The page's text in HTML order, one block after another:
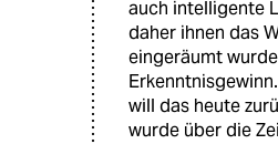
auch intelligente
daher ihnen das
eingeräumt
will das heute
wurde über die